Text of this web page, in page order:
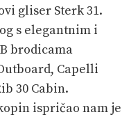
gliser Sterk 31.
s elegantnim i
brodicama
Capelli
30 Cabin.
ispričao nam je